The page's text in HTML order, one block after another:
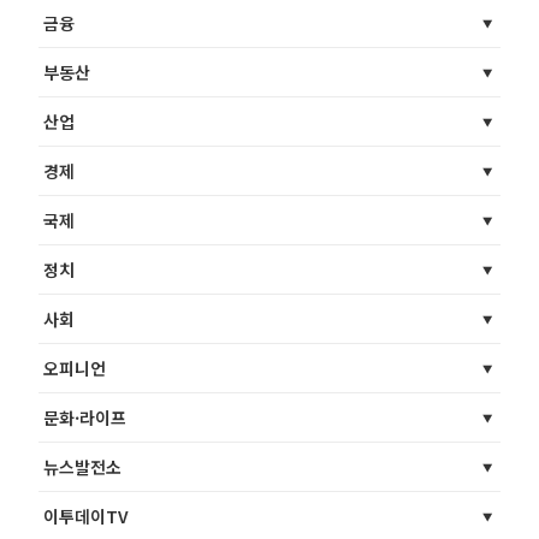
금융
부동산
산업
경제
국제
정치
사회
오피니언
문화·라이프
뉴스발전소
이투데이TV